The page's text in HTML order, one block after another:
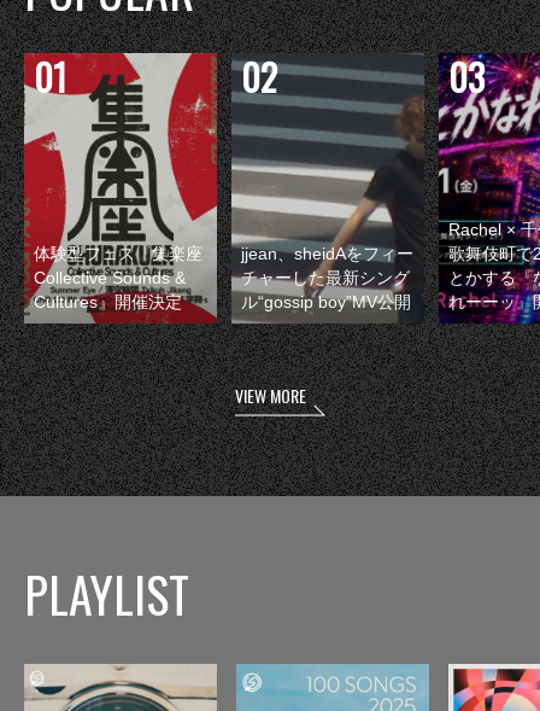
体験型フェス『集楽座
Collective Sounds &
Cultures』開催決定
jjean、sheidAをフィー
チャーした最新シング
ル“gossip boy”MV公開
Rachel ×
歌舞伎町で
とかする『
れーーッ』
VIEW MORE
PLAYLIST